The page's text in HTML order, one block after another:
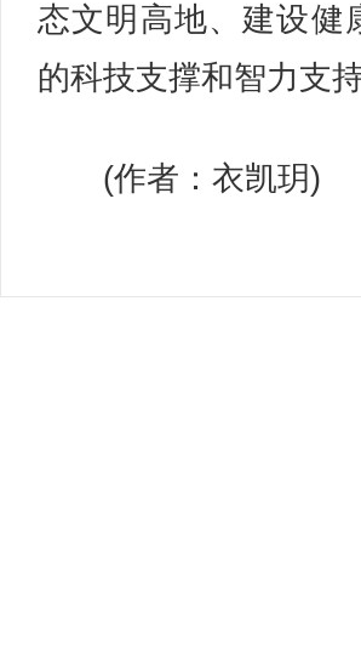
态文明高地、建设健
的科技支撑和智力支持
(作者：衣凯玥)